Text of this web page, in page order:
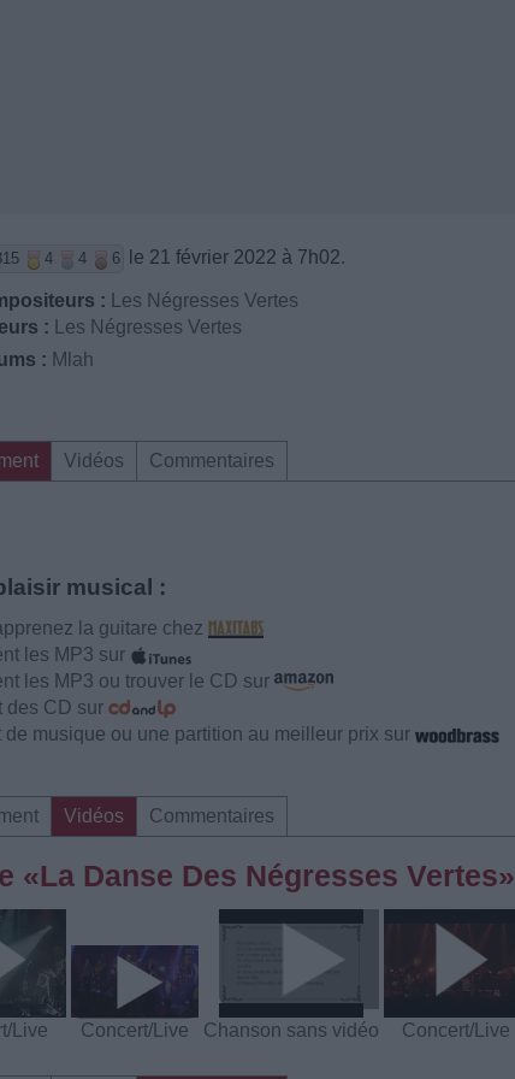
4 4 6 le 21 février 2022 à 7h02.
:
Les Négresses Vertes
:
Les Négresses Vertes
: Mlah
Vidéos Commentaires
musical :
la guitare chez
les MP3 sur
les MP3 ou trouver le CD sur
des CD sur
de musique ou une partition au meilleur prix sur
Vidéos Commentaires
«La Danse Des Négresses Vertes»
Live Concert/Live Chanson sans vidéo Concert/Live